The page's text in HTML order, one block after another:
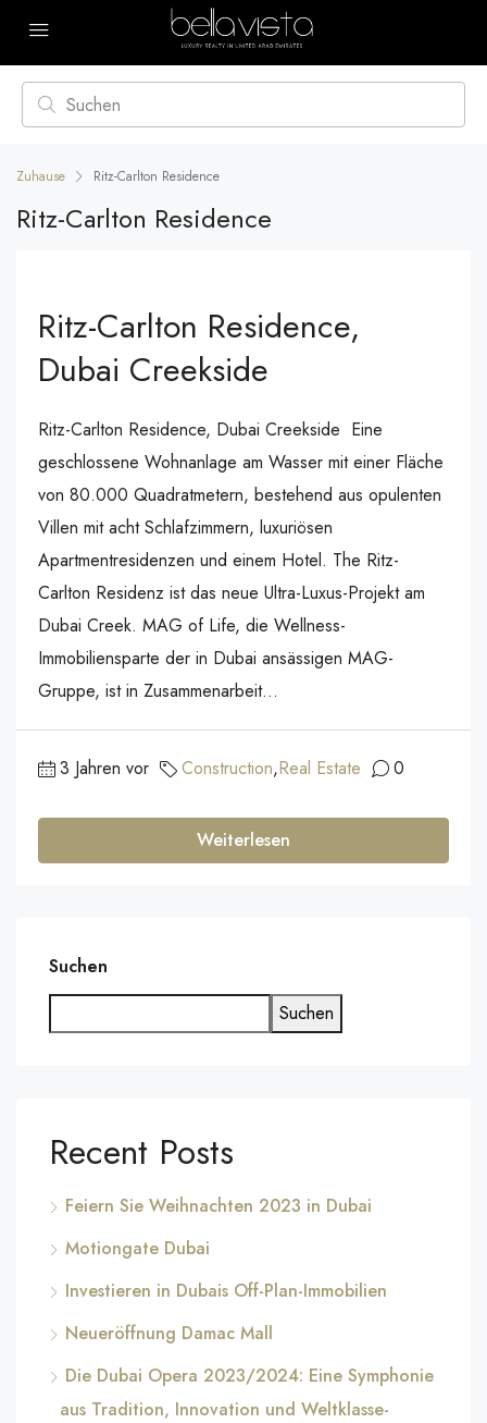
Zuhause Ritz-Carlton Residence
Ritz-Carlton Residence
Ritz-Carlton Residence,
Dubai Creekside
Ritz-Carlton Residence, Dubai Creekside Eine
geschlossene Wohnanlage am Wasser mit einer Fläche
von 80.000 Quadratmetern, bestehend aus opulenten
Villen mit acht Schlafzimmern, luxuriösen
Apartmentresidenzen und einem Hotel. The Ritz-
Carlton Residenz ist das neue Ultra-Luxus-Projekt am
Dubai Creek. MAG of Life, die Wellness-
Immobiliensparte der in Dubai ansässigen MAG-
Gruppe, ist in Zusammenarbeit...
3 Jahren vor Construction,Real Estate 0
Weiterlesen
Suchen
Suchen
Recent Posts
Feiern Sie Weihnachten 2023 in Dubai
Motiongate Dubai
Investieren in Dubais Off-Plan-Immobilien
Neueröffnung Damac Mall
Die Dubai Opera 2023/2024: Eine Symphonie
aus Tradition, Innovation und Weltklasse-